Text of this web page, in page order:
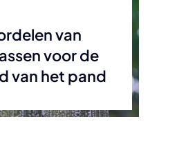
van
voor de
van het pand